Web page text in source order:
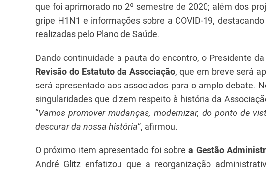
que foi aprimorado no 2º semestre de 2020; além dos
gripe H1N1 e informações sobre a COVID-19,
realizadas pelo Plano de Saúde.
Dando continuidade a pauta do encontro, o Presidente
Revisão do Estatuto da Associação, que em breve será
será apresentado aos associados para o amplo debate.
singularidades que dizem respeito à história da
“Vamos promover mudanças, modernizar, do ponto de
descurar da nossa história”, afirmou.
O próximo item apresentado foi sobrea Gestão
André Glitz enfatizou que a reorganização